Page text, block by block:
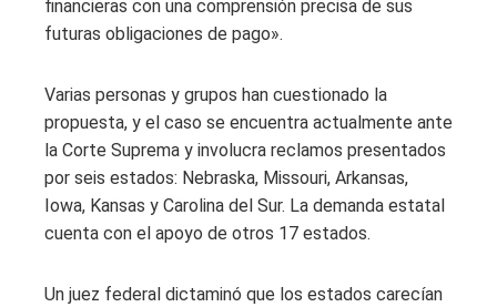
financieras con una comprensión precisa de sus
futuras obligaciones de pago».
Varias personas y grupos han cuestionado la
propuesta, y el caso se encuentra actualmente ante
la Corte Suprema y involucra reclamos presentados
por seis estados: Nebraska, Missouri, Arkansas,
Iowa, Kansas y Carolina del Sur. La demanda estatal
cuenta con el apoyo de otros 17 estados.
Un juez federal dictaminó que los estados carecían